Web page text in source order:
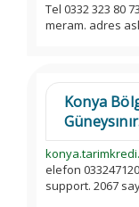
Tel 0332 323 80
meram. adres
Konya
elefon
support. 2067